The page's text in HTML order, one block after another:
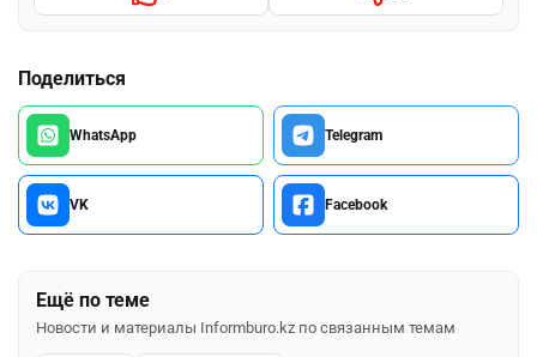
Поделиться
WhatsApp Telegram
VK Facebook
Ещё по теме
Новости и материалы Informburo.kz по связанным темам